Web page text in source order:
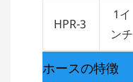
HPR-3
1イ
ンチ
ホースの特徴